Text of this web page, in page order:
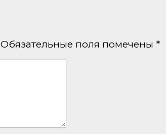
Обязательные поля помечены *